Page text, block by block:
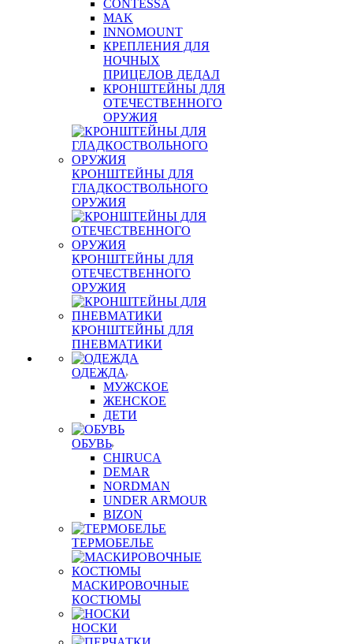
CONTESSA
MAK
INNOMOUNT
КРЕПЛЕНИЯ ДЛЯ
НОЧНЫХ
ПРИЦЕЛОВ ДЕДАЛ
КРОНШТЕЙНЫ ДЛЯ
ОТЕЧЕСТВЕННОГО
ОРУЖИЯ
КРОНШТЕЙНЫ ДЛЯ
ГЛАДКОСТВОЛЬНОГО
ОРУЖИЯ
КРОНШТЕЙНЫ ДЛЯ
ОТЕЧЕСТВЕННОГО
ОРУЖИЯ
КРОНШТЕЙНЫ ДЛЯ
ПНЕВМАТИКИ
ОДЕЖДА
МУЖСКОЕ
ЖЕНСКОЕ
ДЕТИ
ОБУВЬ
CHIRUCA
DEMAR
NORDMAN
UNDER ARMOUR
BIZON
ТЕРМОБЕЛЬЕ
МАСКИРОВОЧНЫЕ
КОСТЮМЫ
НОСКИ